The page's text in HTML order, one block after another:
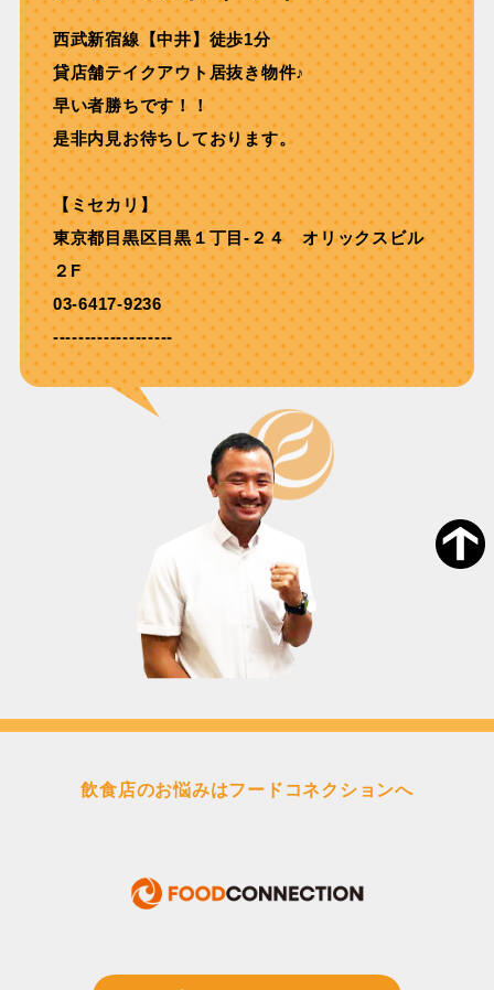
西武新宿線【中井】徒歩1分
貸店舗テイクアウト居抜き物件♪
早い者勝ちです！！
是非内見お待ちしております。
【ミセカリ】
東京都目黒区目黒１丁目-２４ オリックスビル
２F
03-6417-9236
-------------------
飲食店のお悩みはフードコネクションへ